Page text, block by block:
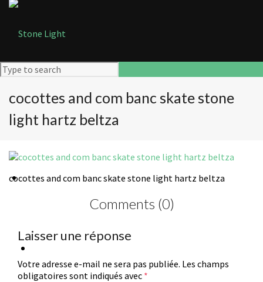
Stone Light
cocottes and com banc skate stone
light hartz beltza
cocottes and com banc skate stone light hartz beltza
Comments (0)
Laisser une réponse
Votre adresse e-mail ne sera pas publiée. Les champs
obligatoires sont indiqués avec *